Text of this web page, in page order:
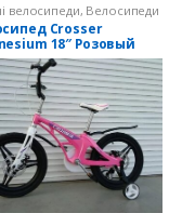
велосипеди, Велосипеди
110-130 см
Crosser
18″ Розовый